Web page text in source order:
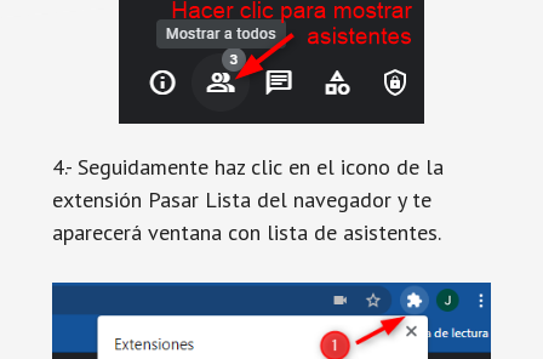
4.- Seguidamente haz clic en el icono de la
extensión Pasar Lista del navegador y te
aparecerá ventana con lista de asistentes.